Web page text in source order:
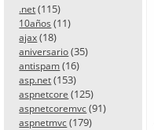
.net (115)
10años (11)
ajax (18)
aniversario (35)
antispam (16)
asp.net (153)
aspnetcore (125)
aspnetcoremvc (91)
aspnetmvc (179)